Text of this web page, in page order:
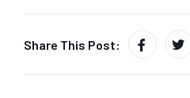
Share This Post: